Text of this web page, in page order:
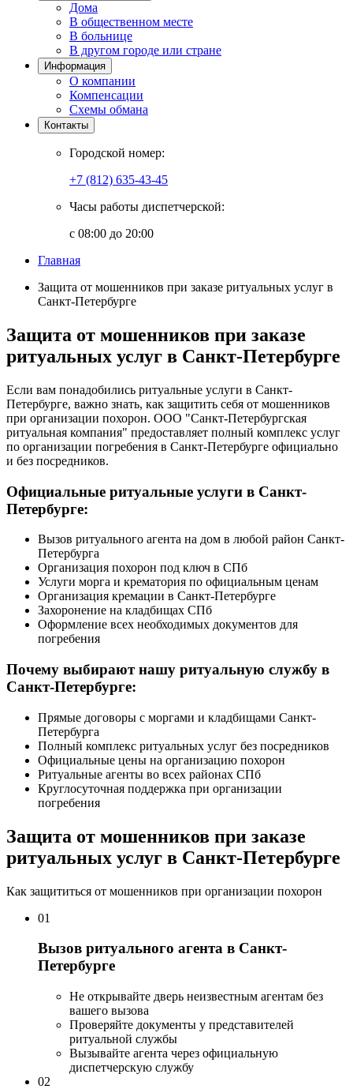
Дома
В общественном месте
В больнице
В другом городе или стране
Информация
О компании
Компенсации
Схемы обмана
Контакты
Городской номер:
+7 (812) 635-43-45
Часы работы диспетчерской:
с 08:00 до 20:00
Главная
Защита от мошенников при заказе ритуальных услуг в
Санкт-Петербурге
Защита от мошенников при заказе
ритуальных услуг в Санкт-Петербурге
Если вам понадобились ритуальные услуги в Санкт-
Петербурге, важно знать, как защитить себя от мошенников
при организации похорон. ООО "Санкт-Петербургская
ритуальная компания" предоставляет полный комплекс услуг
по организации погребения в Санкт-Петербурге официально
и без посредников.
Официальные ритуальные услуги в Санкт-
Петербурге:
Вызов ритуального агента на дом в любой район Санкт-
Петербурга
Организация похорон под ключ в СПб
Услуги морга и крематория по официальным ценам
Организация кремации в Санкт-Петербурге
Захоронение на кладбищах СПб
Оформление всех необходимых документов для
погребения
Почему выбирают нашу ритуальную службу в
Санкт-Петербурге:
Прямые договоры с моргами и кладбищами Санкт-
Петербурга
Полный комплекс ритуальных услуг без посредников
Официальные цены на организацию похорон
Ритуальные агенты во всех районах СПб
Круглосуточная поддержка при организации
погребения
Защита от мошенников при заказе
ритуальных услуг в Санкт-Петербурге
Как защититься от мошенников при организации похорон
01
Вызов ритуального агента в Санкт-
Петербурге
Не открывайте дверь неизвестным агентам без
вашего вызова
Проверяйте документы у представителей
ритуальной службы
Вызывайте агента через официальную
диспетчерскую службу
02